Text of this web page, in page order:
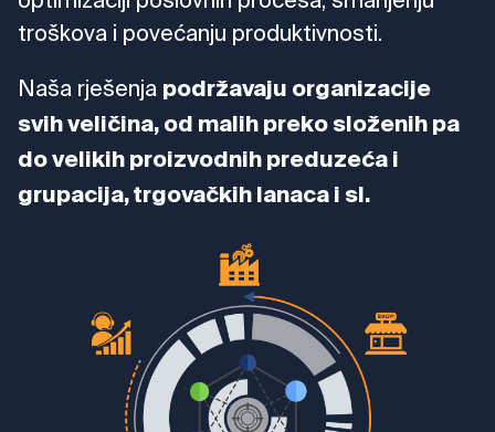
troškova i povećanju produktivnosti.
Naša rješenja podržavaju organizacije
svih veličina, od malih preko složenih pa
do velikih proizvodnih preduzeća i
grupacija, trgovačkih lanaca i sl.